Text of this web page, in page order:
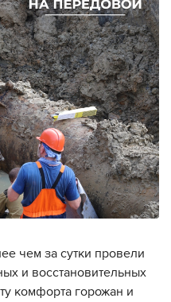
чем за сутки провели
и восстановительных
комфорта горожан и